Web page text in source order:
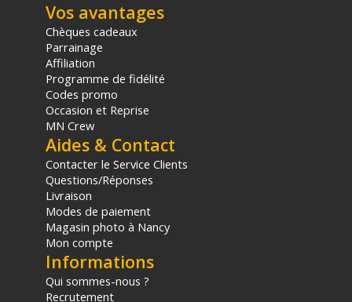
Vos avantages
Chèques cadeaux
Parrainage
Affiliation
Programme de fidélité
Codes promo
Occasion et Reprise
MN Crew
Aides & Contact
Contacter le Service Clients
Questions/Réponses
Livraison
Modes de paiement
Magasin photo à Nancy
Mon compte
Informations
Qui sommes-nous ?
Recrutement